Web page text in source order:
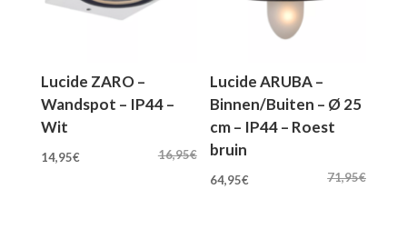
Lucide ZARO –
Wandspot – IP44 –
Wit
16,95€
Oorspronkelijke
14,95€Huidige
Lucide ARUBA –
Binnen/Buiten – Ø 25
cm – IP44 – Roest
bruin
71,95€
Oorspronkelijke
64,95€